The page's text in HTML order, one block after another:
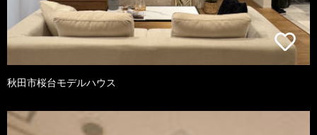
秋田市桜台モデルハウス